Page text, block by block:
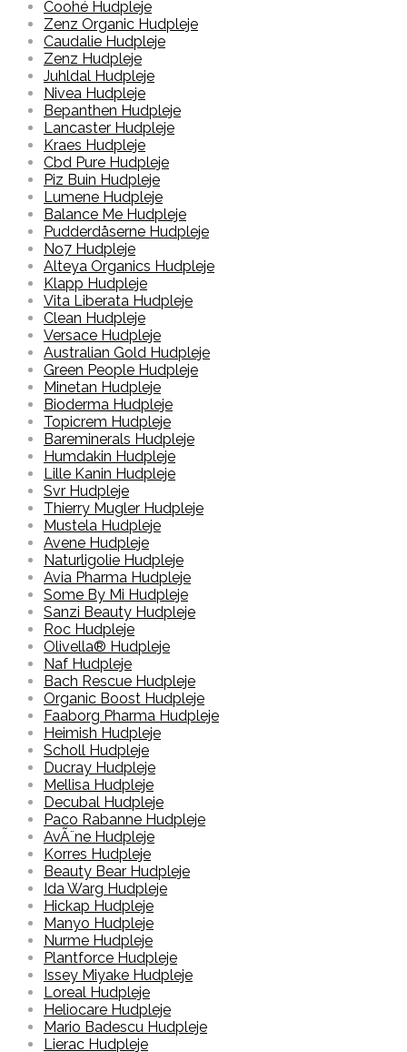
Coohé Hudpleje
Zenz Organic Hudpleje
Caudalie Hudpleje
Zenz Hudpleje
Juhldal Hudpleje
Nivea Hudpleje
Bepanthen Hudpleje
Lancaster Hudpleje
Kraes Hudpleje
Cbd Pure Hudpleje
Piz Buin Hudpleje
Lumene Hudpleje
Balance Me Hudpleje
Pudderdåserne Hudpleje
No7 Hudpleje
Alteya Organics Hudpleje
Klapp Hudpleje
Vita Liberata Hudpleje
Clean Hudpleje
Versace Hudpleje
Australian Gold Hudpleje
Green People Hudpleje
Minetan Hudpleje
Bioderma Hudpleje
Topicrem Hudpleje
Bareminerals Hudpleje
Humdakin Hudpleje
Lille Kanin Hudpleje
Svr Hudpleje
Thierry Mugler Hudpleje
Mustela Hudpleje
Avene Hudpleje
Naturligolie Hudpleje
Avia Pharma Hudpleje
Some By Mi Hudpleje
Sanzi Beauty Hudpleje
Roc Hudpleje
Olivella® Hudpleje
Naf Hudpleje
Bach Rescue Hudpleje
Organic Boost Hudpleje
Faaborg Pharma Hudpleje
Heimish Hudpleje
Scholl Hudpleje
Ducray Hudpleje
Mellisa Hudpleje
Decubal Hudpleje
Paco Rabanne Hudpleje
AvÃ¨ne Hudpleje
Korres Hudpleje
Beauty Bear Hudpleje
Ida Warg Hudpleje
Hickap Hudpleje
Manyo Hudpleje
Nurme Hudpleje
Plantforce Hudpleje
Issey Miyake Hudpleje
Loreal Hudpleje
Heliocare Hudpleje
Mario Badescu Hudpleje
Lierac Hudpleje